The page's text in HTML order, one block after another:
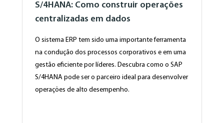
S/4HANA: Como construir operações
centralizadas em dados
O sistema ERP tem sido uma importante ferramenta
na condução dos processos corporativos e em uma
gestão eficiente por líderes. Descubra como o SAP
S/4HANA pode ser o parceiro ideal para desenvolver
operações de alto desempenho.